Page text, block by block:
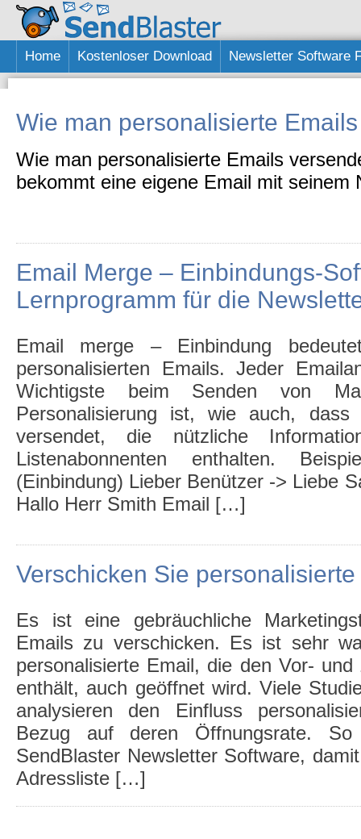
Home Kostenloser Download Newsletter Software
Wie man personalisierte
Wie man personalisierte Emails
bekommt eine eigene Email mit seinem
Email Merge – Einbindungs-
Lernprogramm für die
Email merge – Einbindung
personalisierten Emails. Jeder
Wichtigste beim Senden von
Personalisierung ist, wie auch,
versendet, die nützliche
Listenabonnenten enthalten.
(Einbindung) Lieber Benützer -> Liebe
Hallo Herr Smith Email […]
Verschicken Sie
Es ist eine gebräuchliche
Emails zu verschicken. Es ist sehr
personalisierte Email, die den Vor-
enthält, auch geöffnet wird. Viele
analysieren den Einfluss
Bezug auf deren Öffnungsrate.
SendBlaster Newsletter Software,
Adressliste […]